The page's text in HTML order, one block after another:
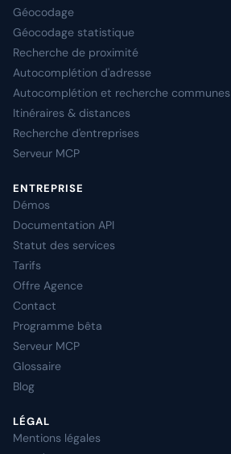
Géocodage
Géocodage statistique
Recherche de proximité
Autocomplétion d'adresse
Autocomplétion et recherche communes
Itinéraires & distances
Recherche d'entreprises
Serveur MCP
ENTREPRISE
Démos
Documentation API
Statut des services
Tarifs
Offre Agence
Contact
Programme bêta
Serveur MCP
Glossaire
Blog
LÉGAL
Mentions légales